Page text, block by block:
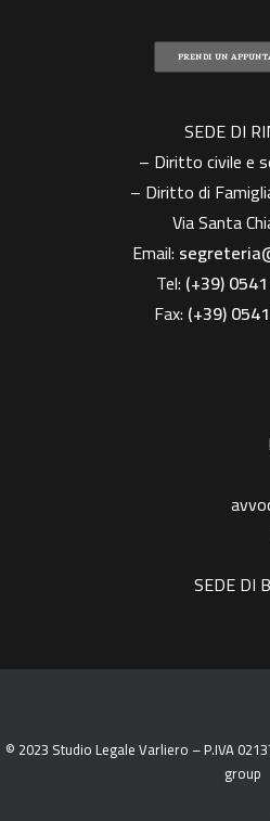
PRENDI UN
SEDE DI
– Diritto civile e
– Diritto di
Via Santa
Email:
Tel: (+39)
Fax: (+39)
SEDE DI
© 2023 Studio Legale Varliero – P.IVA
group